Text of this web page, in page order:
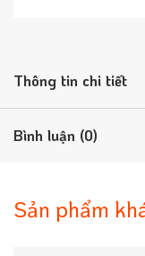
Thông tin chi tiết
Bình luận (0)
Sản phẩm